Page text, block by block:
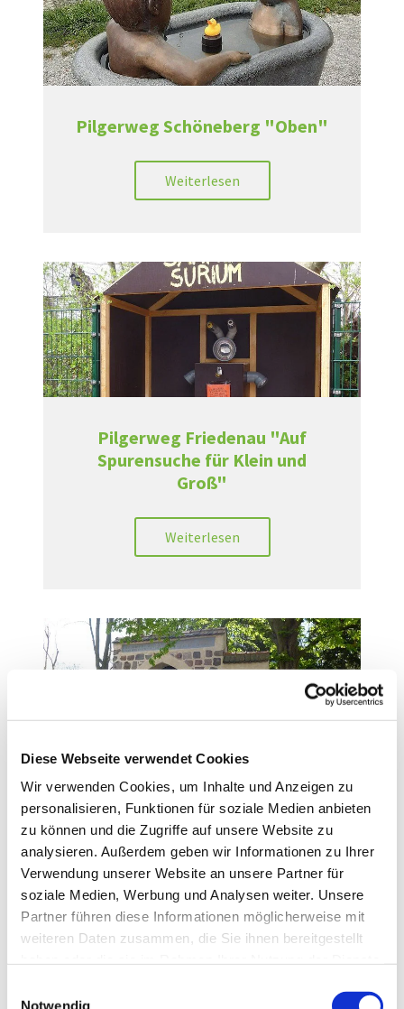
Diese Webseite verwendet Cookies
Wir verwenden Cookies, um Inhalte und Anzeigen zu
personalisieren, Funktionen für soziale Medien anbieten
zu können und die Zugriffe auf unsere Website zu
analysieren. Außerdem geben wir Informationen zu Ihrer
Verwendung unserer Website an unsere Partner für
soziale Medien, Werbung und Analysen weiter. Unsere
Partner führen diese Informationen möglicherweise mit
weiteren Daten zusammen, die Sie ihnen bereitgestellt
Notwendig
Pilgerweg Schöneberg "Oben"
Weiterlesen
Pilgerweg Friedenau "Auf
Spurensuche für Klein und
Groß"
Weiterlesen
Pilgerweg Tempelhof
"Luftballon"
Weiterlesen